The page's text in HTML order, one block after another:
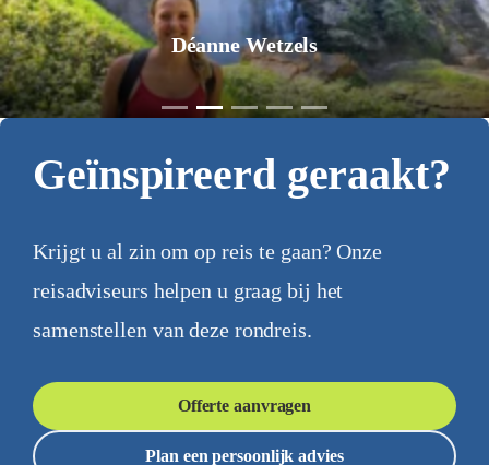
Jurgen Pol
Geïnspireerd geraakt?
Krijgt u al zin om op reis te gaan? Onze
reisadviseurs helpen u graag bij het
samenstellen van deze rondreis.
Offerte aanvragen
Plan een persoonlijk advies